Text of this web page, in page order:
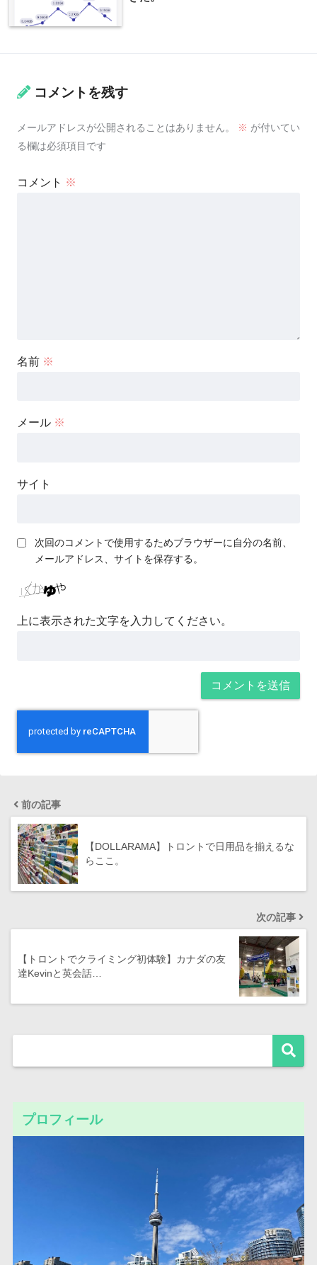
コメントを残す
メールアドレスが公開されることはありません。 ※ が付いてい
る欄は必須項目です
コメント ※
名前 ※
メール ※
サイト
次回のコメントで使用するためブラウザーに自分の名前、
メールアドレス、サイトを保存する。
上に表示された文字を入力してください。
前の記事
【DOLLARAMA】トロントで日用品を揃えるな
らここ。
次の記事
【トロントでクライミング初体験】カナダの友
達Kevinと英会話…
プロフィール